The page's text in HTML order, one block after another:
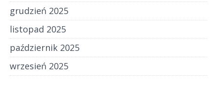
grudzień 2025
listopad 2025
październik 2025
wrzesień 2025